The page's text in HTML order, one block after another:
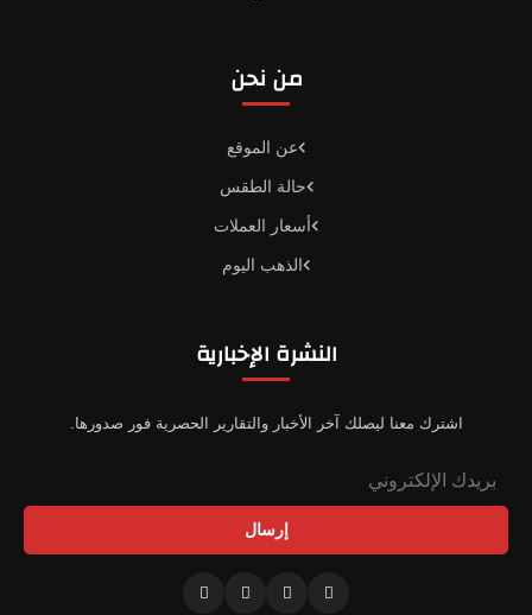
من نحن
عن الموقع
حالة الطقس
أسعار العملات
الذهب اليوم
النشرة الإخبارية
اشترك معنا ليصلك آخر الأخبار والتقارير الحصرية فور صدورها.
إرسال